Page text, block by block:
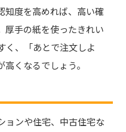
知度を高めれば、高い確
厚手の紙を使ったきれい
く、「あとで注文しよ
くなるでしょう。
ョンや住宅、中古住宅な